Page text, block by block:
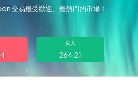
交易最受歡迎、最熱門的市場！
买入
264.21